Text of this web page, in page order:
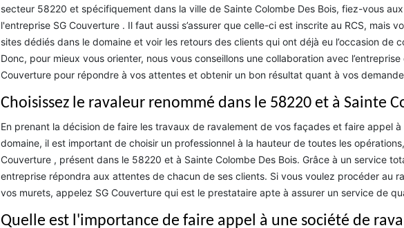
secteur 58220 et spécifiquement dans la ville de Sainte Colombe Des Bois, fiez-vous
l'entreprise SG Couverture . Il faut aussi s’assurer que celle-ci est inscrite au RCS, mais
sites dédiés dans le domaine et voir les retours des clients qui ont déjà eu l’occasion de
Donc, pour mieux vous orienter, nous vous conseillons une collaboration avec
Couverture pour répondre à vos attentes et obtenir un bon résultat quant à vos
Choisissez le ravaleur renommé dans le 58220 et à Sainte
En prenant la décision de faire les travaux de ravalement de vos façades et faire appel
domaine, il est important de choisir un professionnel à la hauteur de toutes les
Couverture , présent dans le 58220 et à Sainte Colombe Des Bois. Grâce à un service
entreprise répondra aux attentes de chacun de ses clients. Si vous voulez procéder au
vos murets, appelez SG Couverture qui est le prestataire apte à assurer un service de
Quelle est l'importance de faire appel à une société de